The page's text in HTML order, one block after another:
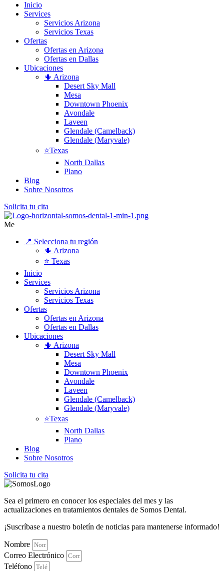
Inicio
Services
Servicios Arizona
Servicios Texas
Ofertas
Ofertas en Arizona
Ofertas en Dallas
Ubicaciones
🌵 Arizona
Desert Sky Mall
Mesa
Downtown Phoenix
Avondale
Laveen
Glendale (Camelback)
Glendale (Maryvale)
⭐Texas
North Dallas
Plano
Blog
Sobre Nosotros
Solicita tu cita
Me
📍 Selecciona tu región
🌵 Arizona
⭐ Texas
Inicio
Services
Servicios Arizona
Servicios Texas
Ofertas
Ofertas en Arizona
Ofertas en Dallas
Ubicaciones
🌵 Arizona
Desert Sky Mall
Mesa
Downtown Phoenix
Avondale
Laveen
Glendale (Camelback)
Glendale (Maryvale)
⭐Texas
North Dallas
Plano
Blog
Sobre Nosotros
Solicita tu cita
Sea el primero en conocer los especiales del mes y las
actualizaciones en tratamientos dentales de Somos Dental.
¡Suscríbase a nuestro boletín de noticias para mantenerse informado!
Nombre
Correo Electrónico
Teléfono